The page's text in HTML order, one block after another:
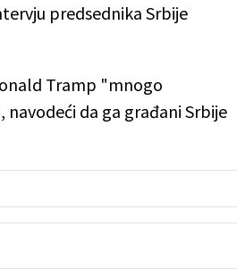
predsednika Srbije
Tramp "mnogo
da ga građani Srbije